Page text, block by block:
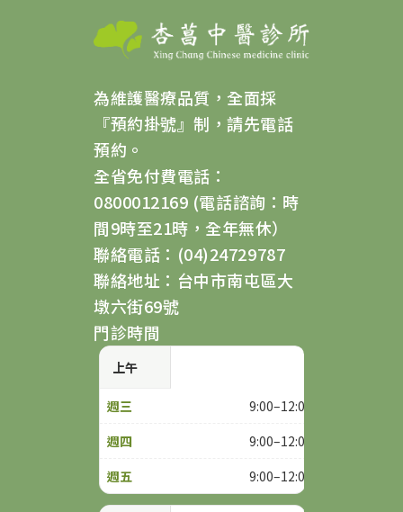
為維護醫療品質，全面採
『預約掛號』制，請先電話
預約。
全省免付費電話：
0800012169 (電話諮詢：時
間9時至21時，全年無休）
聯絡電話：(04)24729787
聯絡地址：台中市南屯區大
墩六街69號
門診時間
上午
9:00–12:00
9:00–12:00
9:00–12:00